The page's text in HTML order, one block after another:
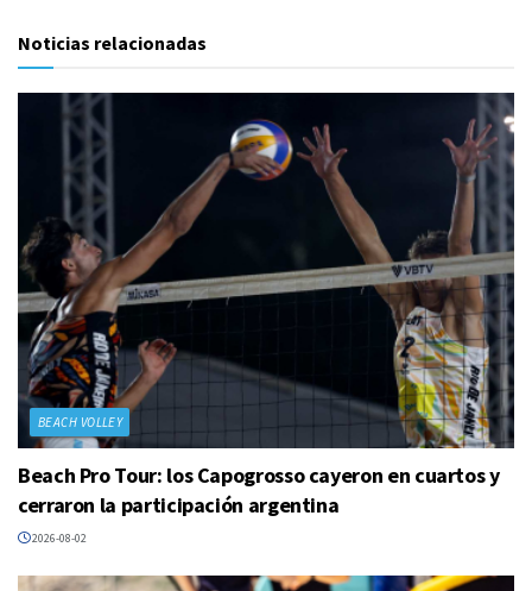
Noticias relacionadas
BEACH VOLLEY
Beach Pro Tour: los Capogrosso cayeron en cuartos y
cerraron la participación argentina
2026-08-02